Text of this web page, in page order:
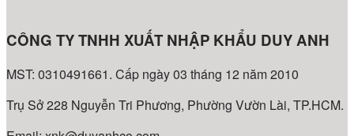
CÔNG TY TNHH XUẤT NHẬP KHẨU DUY ANH
MST: 0310491661. Cấp ngày 03 tháng 12 năm 2010
Trụ Sở 228 Nguyễn Tri Phương, Phường Vườn Lài, TP.HCM.